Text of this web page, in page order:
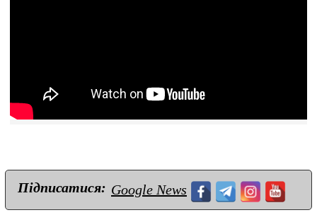
Підписатися: Google News